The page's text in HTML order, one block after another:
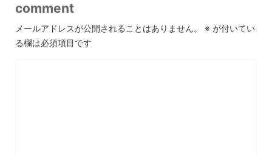
comment
メールアドレスが公開されることはありません。 ※ が付いてい
る欄は必須項目です